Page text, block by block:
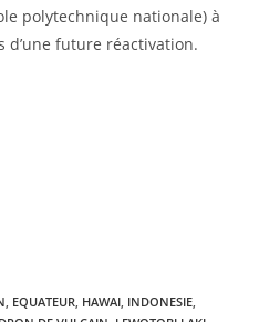
polytechnique nationale) à
d’une future réactivation.
EQUATEUR HAWAI INDONESIE